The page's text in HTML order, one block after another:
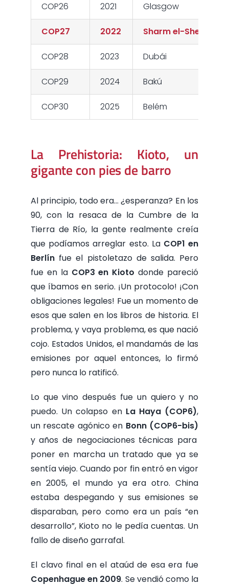
COP26 2021 Glasgow
COP27 2022 Sharm el-Sheikh
COP28 2023 Dubái
COP29 2024 Bakú
COP30 2025 Belém
La Prehistoria: Kioto, un
gigante con pies de barro
Al principio, todo era… ¿esperanza? En los
90, con la resaca de la Cumbre de la
Tierra de Río, la gente realmente creía
que podíamos arreglar esto. La COP1 en
Berlínfue el pistoletazo de salida. Pero
fue en la COP3 en Kioto donde pareció
que íbamos en serio. ¡Un protocolo! ¡Con
obligaciones legales! Fue un momento de
esos que salen en los libros de historia. El
problema, y vaya problema, es que nació
cojo. Estados Unidos, el mandamás de las
emisiones por aquel entonces, lo firmó
pero nunca lo ratificó.
Lo que vino después fue un quiero y no
puedo. Un colapso en La Haya (COP6),
un rescate agónico en Bonn (COP6-bis)
y años de negociaciones técnicas para
poner en marcha un tratado que ya se
sentía viejo. Cuando por fin entró en vigor
en 2005, el mundo ya era otro. China
estaba despegando y sus emisiones se
disparaban, pero como era un país “en
desarrollo”, Kioto no le pedía cuentas. Un
fallo de diseño garrafal.
El clavo final en el ataúd de esa era fue
Copenhague en 2009. Se vendió como la